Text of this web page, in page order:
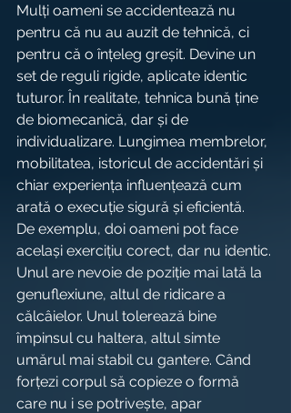
Mulți oameni se accidentează nu
pentru că nu au auzit de tehnică, ci
pentru că o înțeleg greșit. Devine un
set de reguli rigide, aplicate identic
tuturor. În realitate, tehnica bună ține
de biomecanică, dar și de
individualizare. Lungimea membrelor,
mobilitatea, istoricul de accidentări și
chiar experiența influențează cum
arată o execuție sigură și eficientă.
De exemplu, doi oameni pot face
același exercițiu corect, dar nu identic.
Unul are nevoie de poziție mai lată la
genuflexiune, altul de ridicare a
călcâielor. Unul tolerează bine
împinsul cu haltera, altul simte
umărul mai stabil cu gantere. Când
forțezi corpul să copieze o formă
care nu i se potrivește, apar